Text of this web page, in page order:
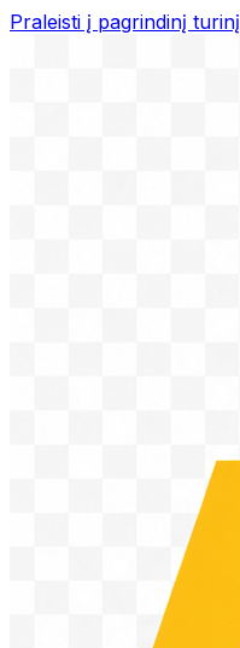
Praleisti į pagrindinį turinį